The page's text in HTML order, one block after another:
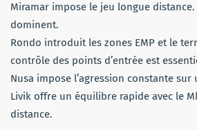
Miramar impose le jeu longue distance.
dominent.
Rondo introduit les zones EMP et le
contrôle des points d’entrée est
Nusa impose l’agression constante sur
Livik offre un équilibre rapide avec le
distance.